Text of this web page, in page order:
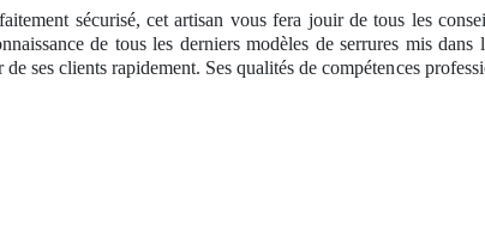
sécurisé, cet artisan vous fera jouir de tous les
de tous les derniers modèles de serrures mis
de ses clients rapidement. Ses qualités de compétences